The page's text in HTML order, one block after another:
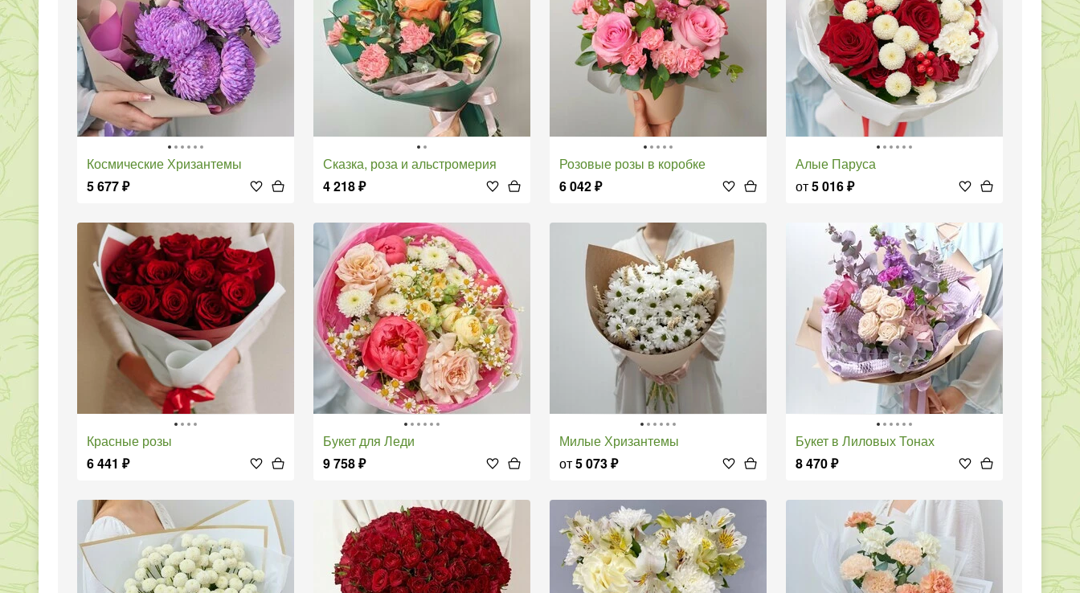
Космические Хризантемы
5 677₽
Сказка, роза и альстромерия
4 218₽
Розовые розы в коробке
6 042₽
Алые Паруса
от5 016₽
Красные розы
6 441 ₽
Букет для Леди
9 758₽
Милые Хризантемы
от5 073₽
Букет в Лиловых Тонах
8 470₽